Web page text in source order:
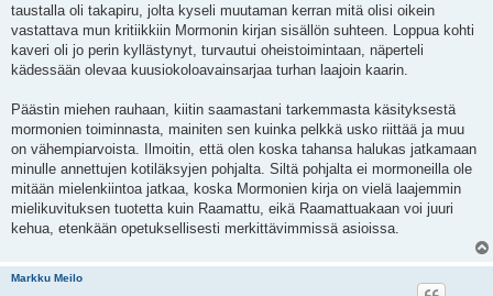
taustalla oli takapiru, jolta kyseli muutaman kerran mitä olisi oikein
vastattava mun kritiikkiin Mormonin kirjan sisällön suhteen. Loppua kohti
kaveri oli jo perin kyllästynyt, turvautui oheistoimintaan, näperteli
kädessään olevaa kuusiokoloavainsarjaa turhan laajoin kaarin.
Päästin miehen rauhaan, kiitin saamastani tarkemmasta käsityksestä
mormonien toiminnasta, mainiten sen kuinka pelkkä usko riittää ja muu
on vähempiarvoista. Ilmoitin, että olen koska tahansa halukas jatkamaan
minulle annettujen kotiläksyjen pohjalta. Siltä pohjalta ei mormoneilla ole
mitään mielenkiintoa jatkaa, koska Mormonien kirja on vielä laajemmin
mielikuvituksen tuotetta kuin Raamattu, eikä Raamattuakaan voi juuri
kehua, etenkään opetuksellisesti merkittävimmissä asioissa.
Markku Meilo